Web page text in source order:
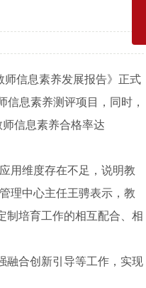
信息素养发展报告》正式
信息素养测评项目，同时，
信息素养合格率达
用维度存在不足，说明教
理中心主任王骋表示，教
制培育工作的相互配合、相
融合创新引导等工作，实现